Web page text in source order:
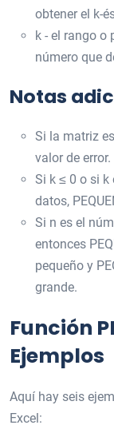
obtener el k-
k - el rango o
número que
Notas
Si la matriz
valor de error.
Si k ≤ 0 o si k
datos,
Si n es el
entonces
pequeño y
grande.
Función
Ejemplos
Aquí hay seis
Excel: